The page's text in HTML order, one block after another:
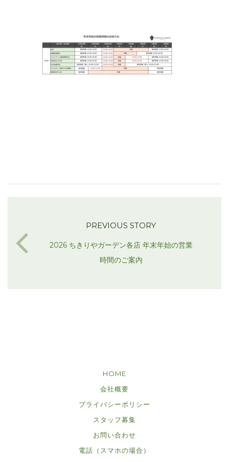
PREVIOUS STORY
2026 ちきりやガーデン各店 年末年始の営業
時間のご案内
HOME
会社概要
プライバシーポリシー
スタッフ募集
お問い合わせ
電話（スマホの場合）